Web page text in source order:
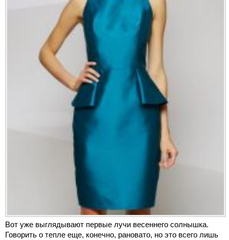
Вот уже выглядывают первые лучи весеннего солнышка.
Говорить о тепле еще, конечно, рановато, но это всего лишь